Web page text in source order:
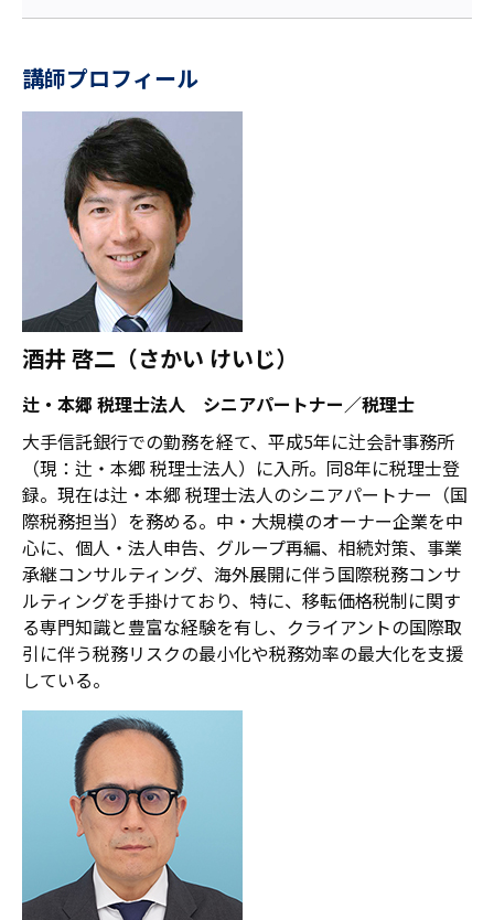
講師プロフィール
酒井 啓二（さかい けいじ）
辻・本郷 税理士法人 シニアパートナー／税理士
大手信託銀行での勤務を経て、平成5年に辻会計事務所
（現：辻・本郷 税理士法人）に入所。同8年に税理士登
録。現在は辻・本郷 税理士法人のシニアパートナー（国
際税務担当）を務める。中・大規模のオーナー企業を中
心に、個人・法人申告、グループ再編、相続対策、事業
承継コンサルティング、海外展開に伴う国際税務コンサ
ルティングを手掛けており、特に、移転価格税制に関す
る専門知識と豊富な経験を有し、クライアントの国際取
引に伴う税務リスクの最小化や税務効率の最大化を支援
している。